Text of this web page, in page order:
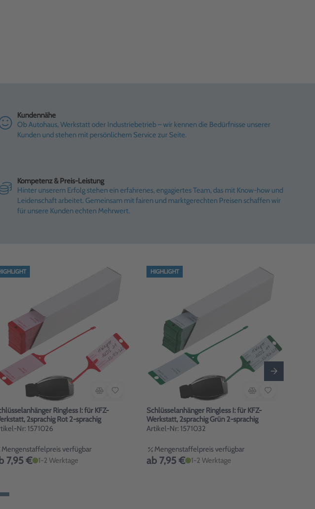
Kundennähe
Ob Autohaus, Werkstatt oder Industriebetrieb – wir kennen die Bedürfnisse unserer
Kunden und stehen mit persönlichem Service zur Seite.
Kompetenz & Preis-Leistung
Hinter unserem Erfolg stehen ein erfahrenes, engagiertes Team, das mit Know-how und
Leidenschaft arbeitet. Gemeinsam mit fairen und marktgerechten Preisen schaffen wir
für unsere Kunden echten Mehrwert.
Ringless I: für KFZ-
Werkstatt, 2sprachig Rot 2-sprachig
Nr: 1571026
Mengenstaffelpreis verfügbar
7,95 € 1-2 Werktage
HIGHLIGHT
Schlüsselanhänger Ringless I: für KFZ-
Werkstatt, 2sprachig Grün 2-sprachig
Artikel-Nr: 1571032
Mengenstaffelpreis verfügbar
ab 7,95 € 1-2 Werktage